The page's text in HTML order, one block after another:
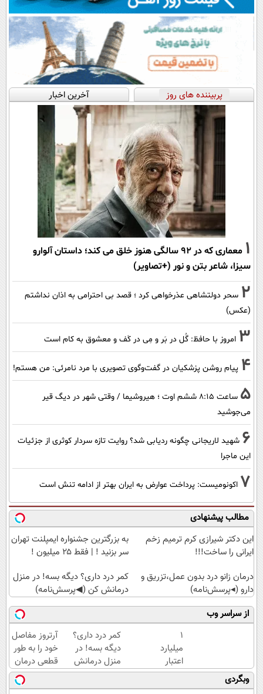
پربیننده های روز آخرین اخبار
1
معماری که در 92 سالگی هنوز خلق می کند؛ داستان آلوارو
سیزا، شاعر بتن و نور (+تصاویر)
2 سحر دولتشاهی عذرخواهی کرد ؛ قصد بی احترامی به اذان نداشتم
(عکس)
3 امروز با حافظ: گُل در بَر و مِی در کَف و معشوق به کام است
4 پیام روشن پزشکیان در گفت‌و‌گوی تصویری با مرد نامرئی: من هستم!
5
ساعت ۸:۱۵ ششم اوت ؛ هیروشیما / وقتی شهر در دیگ قیر
می‌جوشید
6 شهید لاریجانی چگونه ردیابی شد؟ روایت تازه سردار کوثری از جزئیات
این ماجرا
7 اکونومیست: پرداخت عوارض به ایران بهتر از ادامه تنش است
مطالب پیشنهادی
این دکتر شیرازی کرم ترمیم زخم
ایرانی را ساخت!!!
به بزرگترین جشنواره ایمپلنت تهران
سر بزنید ! | فقط ۲۵ میلیون !
درمان زانو درد بدون عمل،تزریق و
دارو (◂پرسش‌نامه)
کمر درد داری؟ دیگه بسه! در منزل
درمانش کن (◀پرسش‌نامه)
از سراسر وب
۱
میلیارد
اعتبار
خرید
طلا |
کمر درد داری؟
دیگه بسه! در
منزل درمانش
کن
(◀پرسش‌نامه)
آرتروز مفاصل
خود را به طور
قطعی درمان
کنید!
◗پرسش‌نامه◖
وبگردی